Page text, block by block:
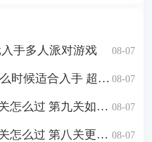
手多人派对游戏 08-07
超值折扣98元入手方法介绍 08-07
从山间落下的雨滴通关攻略 08-07
更多火力更少损伤通关攻略 08-07